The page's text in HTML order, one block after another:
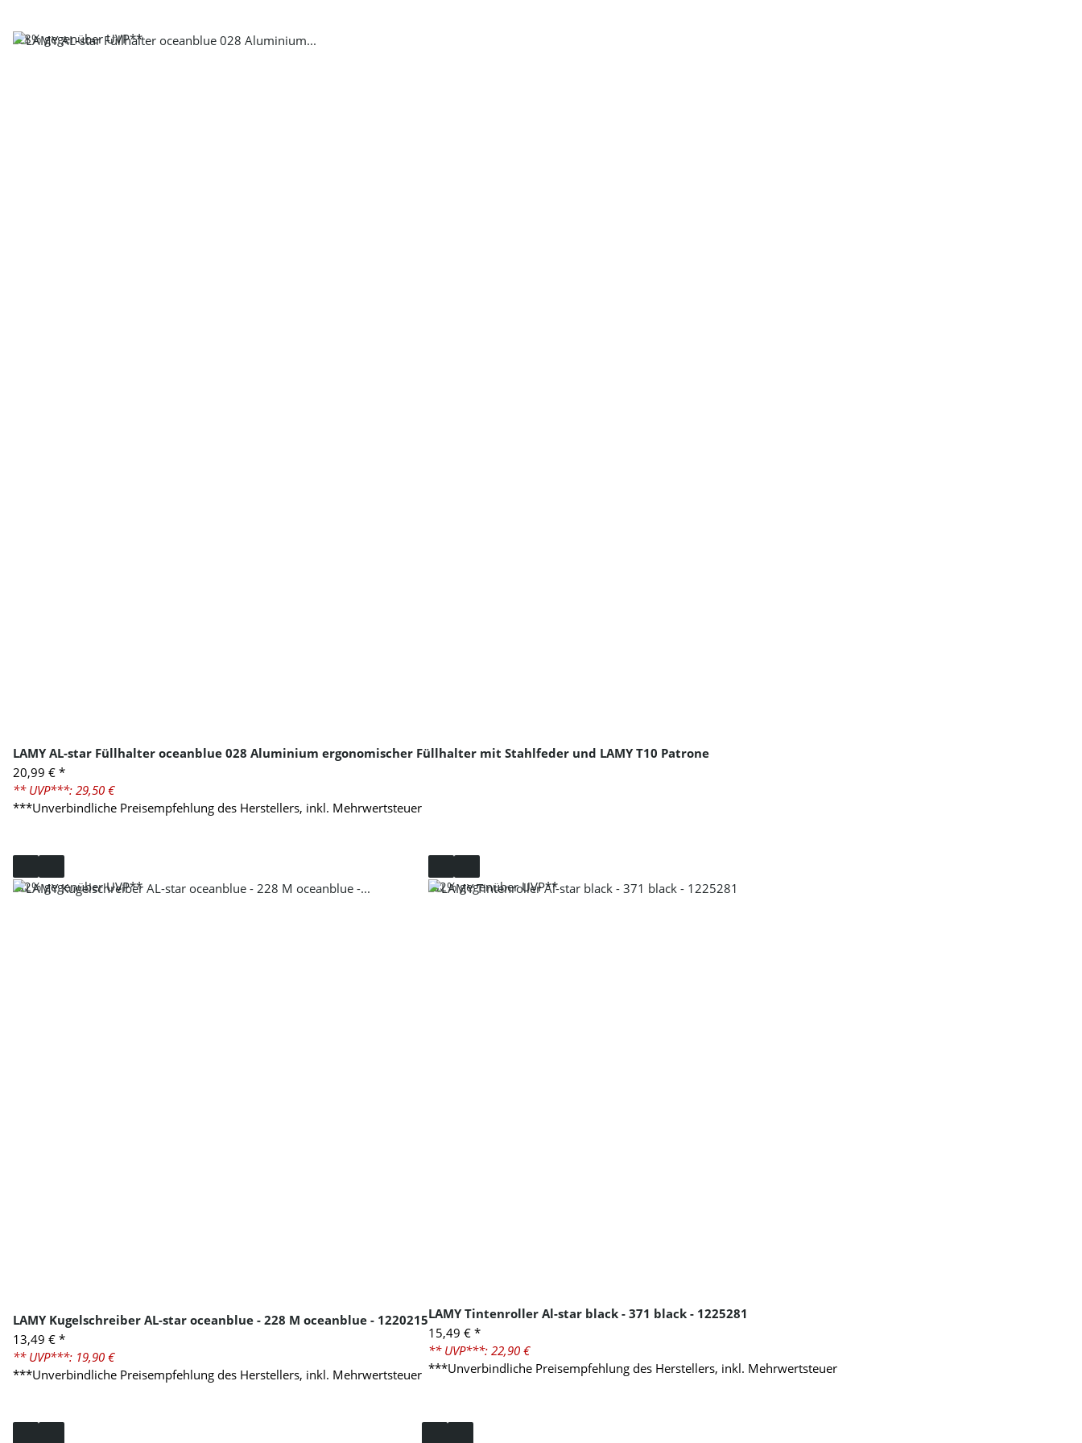
-28%gegenüber UVP**
LAMY AL-star Füllhalter oceanblue 028 Aluminium ergonomischer Füllhalter mit Stahlfeder und LAMY T10 Patrone
20,99 € *
** UVP***: 29,50 €
***Unverbindliche Preisempfehlung des Herstellers, inkl. Mehrwertsteuer
-32%gegenüber UVP**
LAMY Kugelschreiber AL-star oceanblue - 228 M oceanblue - 1220215
13,49 € *
** UVP***: 19,90 €
***Unverbindliche Preisempfehlung des Herstellers, inkl. Mehrwertsteuer
-32%gegenüber UVP**
LAMY Tintenroller Al-star black - 371 black - 1225281
15,49 € *
** UVP***: 22,90 €
***Unverbindliche Preisempfehlung des Herstellers, inkl. Mehrwertsteuer